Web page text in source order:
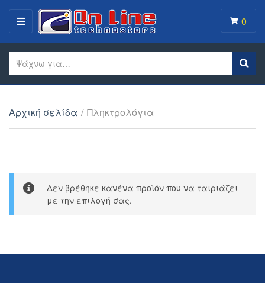
MENU
Category name
Search text
0
Αρχική σελίδα / Πληκτρολόγια
Δεν βρέθηκε κανένα προϊόν που να ταιριάζει
με την επιλογή σας.